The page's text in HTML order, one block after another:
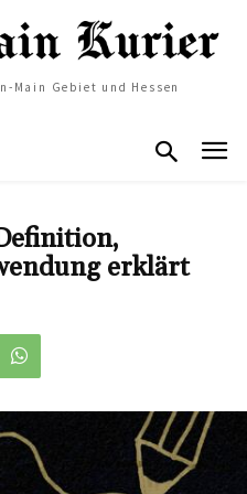
Main Gebiet und Hessen
erklärt